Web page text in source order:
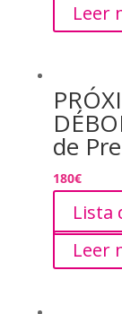
Leer
de
180€
Lista
Leer